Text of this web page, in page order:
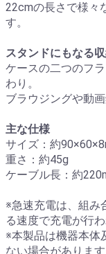
22cmの長さで様々
す。
スタンドにもなる
ケースの二つのフ
わり。
ブラウジングや動
主な仕様
サイズ：約
重さ：約45g
ケーブル長：約
※急速充電は、組み
る速度で充電が行
※本製品は機器本体
ない場合があります